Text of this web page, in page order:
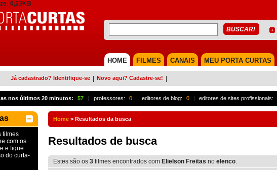
0,23KB
MEU PORTA CURTAS
CANAIS
FILMES
HOME
Já cadastrado? Identifique-se Novo aqui? Cadastre-se!
nos últimos 20 minutos: 57 { professores: 0 | editores de blog: 0 | editores de sites profissionais:
filmes
com os
e fique
do curta-
Home > Resultados da busca
Resultados de busca
Estes são os 3 filmes encontrados com Elielson Freitas no elenco.